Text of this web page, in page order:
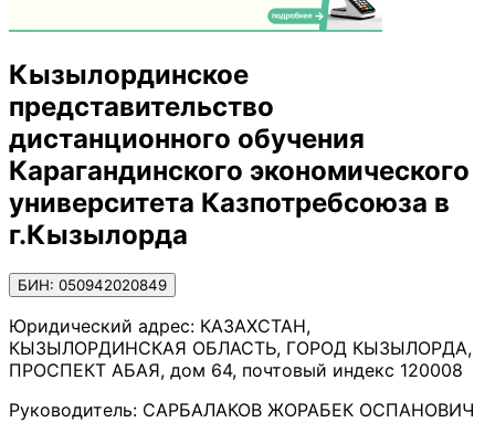
Кызылординское
представительство
дистанционного обучения
Карагандинского экономического
университета Казпотребсоюза в
г.Кызылорда
БИН: 050942020849
Юридический адрес: КАЗАХСТАН,
КЫЗЫЛОРДИНСКАЯ ОБЛАСТЬ, ГОРОД КЫЗЫЛОРДА,
ПРОСПЕКТ АБАЯ, дом 64, почтовый индекс 120008
Руководитель: САРБАЛАКОВ ЖОРАБЕК ОСПАНОВИЧ